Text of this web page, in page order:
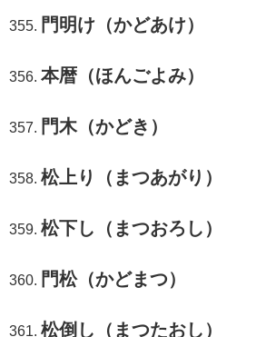
門明け（かどあけ）
本暦（ほんごよみ）
門木（かどき）
松上り（まつあがり）
松下し（まつおろし）
門松（かどまつ）
松倒し（まつたおし）